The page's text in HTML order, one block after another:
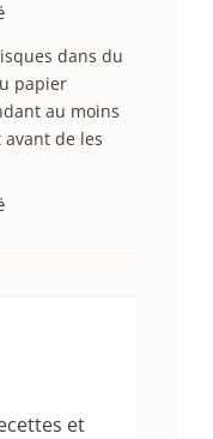
dans du
papier
au moins
de les
et